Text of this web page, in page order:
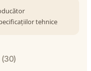
tehnice
(30)